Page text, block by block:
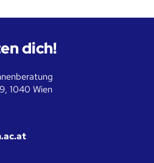
dich!
1040 Wien